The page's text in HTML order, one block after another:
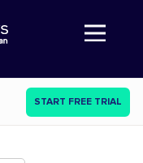
Abre a navegação
START FREE TRIAL